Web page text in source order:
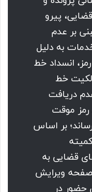
پیرو
بر عدم
به دلیل
انسداد خط
خط
دریافت
رمز موقت
بر اساس
مورخ ۱۴۰۲/۰۲/۱۰ کمیته
قضایی به
صفحه ویرایش
حضور در